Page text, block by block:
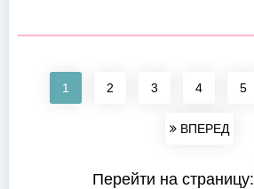
1 2 3 4 5
ВПЕРЕД
Перейти на страницу: